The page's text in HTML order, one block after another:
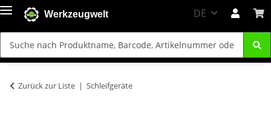
Werkzeugwelt DE
Zurück zur Liste Schleifgeräte